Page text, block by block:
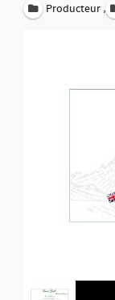
Producteur ,